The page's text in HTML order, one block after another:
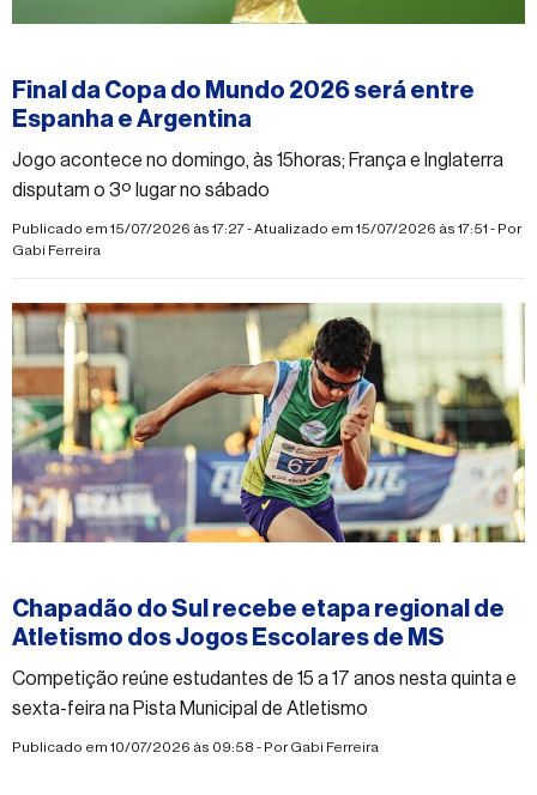
Final da Copa do Mundo 2026 será entre
Espanha e Argentina
Jogo acontece no domingo, às 15horas; França e Inglaterra
disputam o 3º lugar no sábado
Publicado em 15/07/2026 às 17:27 - Atualizado em 15/07/2026 às 17:51 - Por
Gabi Ferreira
Chapadão do Sul recebe etapa regional de
Atletismo dos Jogos Escolares de MS
Competição reúne estudantes de 15 a 17 anos nesta quinta e
sexta-feira na Pista Municipal de Atletismo
Publicado em 10/07/2026 às 09:58 - PorGabi Ferreira